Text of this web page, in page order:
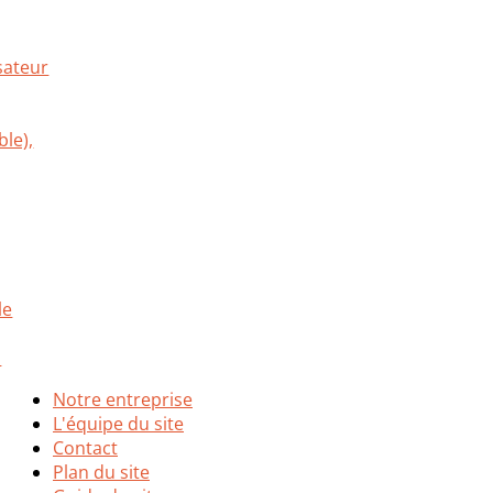
Notre entreprise
L'équipe du site
Contact
Plan du site